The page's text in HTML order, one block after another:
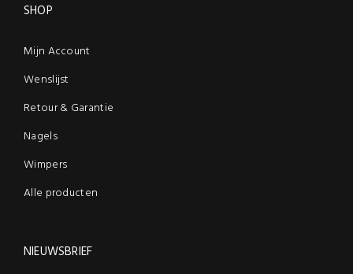
SHOP
Mijn Account
Wenslijst
Retour & Garantie
Nagels
Wimpers
Alle producten
NIEUWSBRIEF